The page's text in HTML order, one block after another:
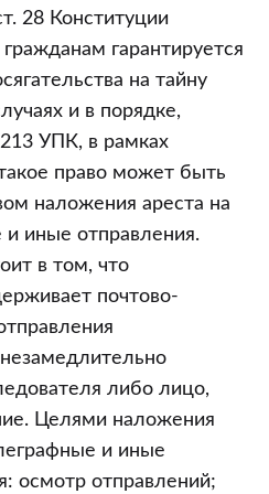
28 Конституции
гарантируется
на тайну
и в порядке,
УПК, в рамках
право может быть
наложения ареста на
иные отправления.
в том, что
почтово-
либо лицо,
Целями наложения
и иные
осмотр отправлений;